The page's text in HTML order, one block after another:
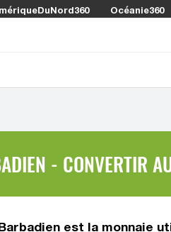
Océanie360
- CONVERTIR
est la monnaie